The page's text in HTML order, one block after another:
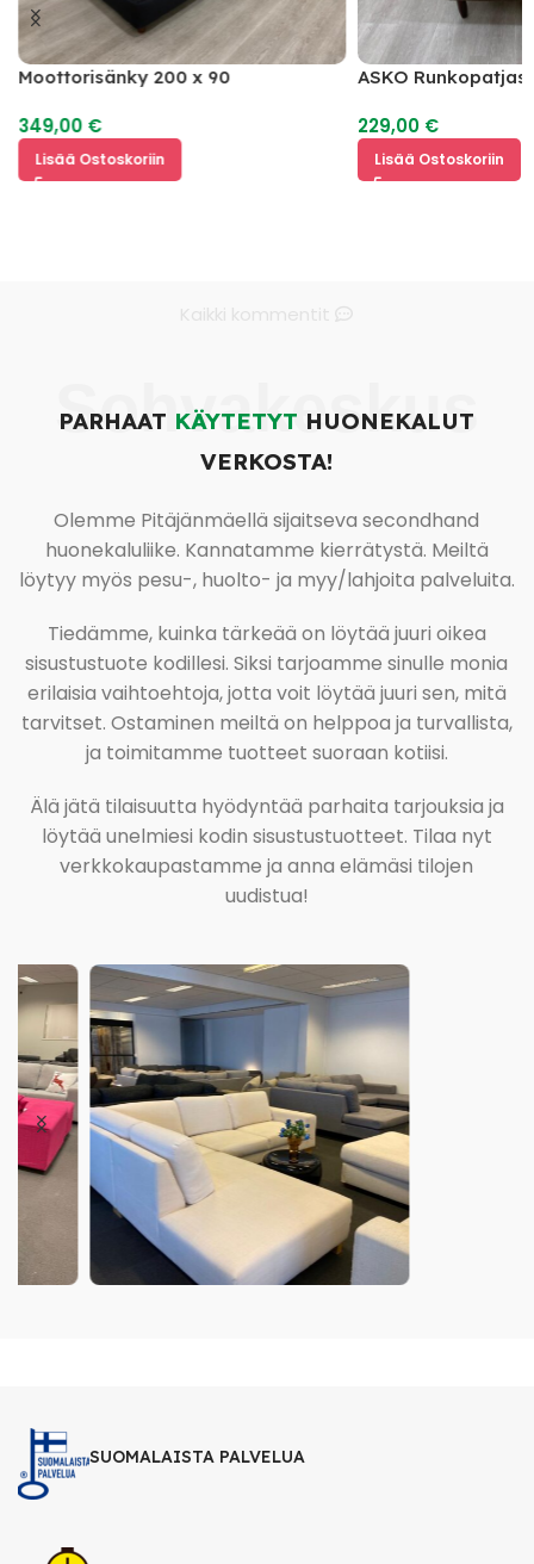
Moottorisänky 200 x 90
349,00 €
Lisää Ostoskoriin
ASKO
229,00 €
Lisää Ostoskoriin
Sohvakeskus
PARHAAT KÄYTETYT HUONEKALUT
VERKOSTA!
Olemme Pitäjänmäellä sijaitseva secondhand
huonekaluliike. Kannatamme kierrätystä. Meiltä
löytyy myös pesu-, huolto- ja myy/lahjoita palveluita.
Tiedämme, kuinka tärkeää on löytää juuri oikea
sisustustuote kodillesi. Siksi tarjoamme sinulle monia
erilaisia vaihtoehtoja, jotta voit löytää juuri sen, mitä
tarvitset. Ostaminen meiltä on helppoa ja turvallista,
ja toimitamme tuotteet suoraan kotiisi.
Älä jätä tilaisuutta hyödyntää parhaita tarjouksia ja
löytää unelmiesi kodin sisustustuotteet. Tilaa nyt
verkkokaupastamme ja anna elämäsi tilojen
uudistua!
SUOMALAISTA PALVELUA